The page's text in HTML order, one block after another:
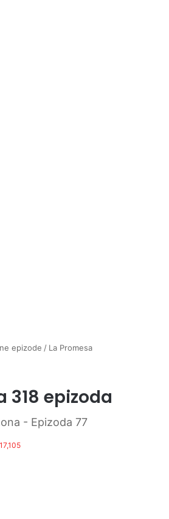
epizode / La Promesa
318 epizoda
- Epizoda 77
17,105